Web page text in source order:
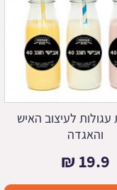
לעיצוב האיש
והאגדה
19.9
₪